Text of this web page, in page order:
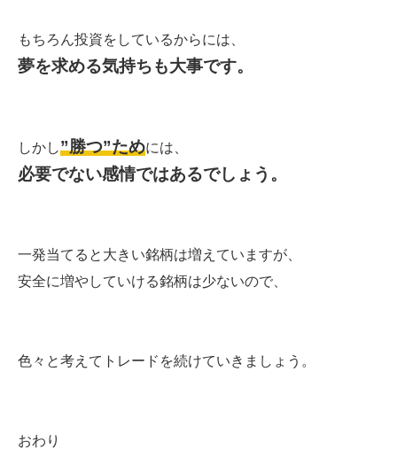
もちろん投資をしているからには、
夢を求める気持ちも大事です。
しかし”勝つ”ためには、
必要でない感情ではあるでしょう。
一発当てると大きい銘柄は増えていますが、
安全に増やしていける銘柄は少ないので、
色々と考えてトレードを続けていきましょう。
おわり